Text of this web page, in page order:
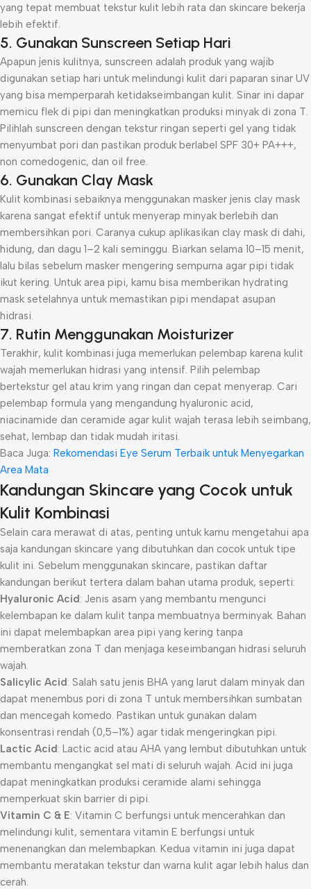
yang tepat membuat tekstur kulit lebih rata dan skincare bekerja
lebih efektif.
5. Gunakan Sunscreen Setiap Hari
Apapun jenis kulitnya, sunscreen adalah produk yang wajib
digunakan setiap hari untuk melindungi kulit dari paparan sinar UV
yang bisa memperparah ketidakseimbangan kulit. Sinar ini dapar
memicu flek di pipi dan meningkatkan produksi minyak di zona T.
Pilihlah sunscreen dengan tekstur ringan seperti gel yang tidak
menyumbat pori dan pastikan produk berlabel SPF 30+ PA+++,
non comedogenic, dan oil free.
6. Gunakan Clay Mask
Kulit kombinasi sebaiknya menggunakan masker jenis clay mask
karena sangat efektif untuk menyerap minyak berlebih dan
membersihkan pori. Caranya cukup aplikasikan clay mask di dahi,
hidung, dan dagu 1–2 kali seminggu. Biarkan selama 10–15 menit,
lalu bilas sebelum masker mengering sempurna agar pipi tidak
ikut kering. Untuk area pipi, kamu bisa memberikan hydrating
mask setelahnya untuk memastikan pipi mendapat asupan
hidrasi.
7. Rutin Menggunakan Moisturizer
Terakhir, kulit kombinasi juga memerlukan pelembap karena kulit
wajah memerlukan hidrasi yang intensif. Pilih pelembap
bertekstur gel atau krim yang ringan dan cepat menyerap. Cari
pelembap formula yang mengandung hyaluronic acid,
niacinamide dan ceramide agar kulit wajah terasa lebih seimbang,
sehat, lembap dan tidak mudah iritasi.
Baca Juga: Rekomendasi Eye Serum Terbaik untuk Menyegarkan
Area Mata
Kandungan Skincare yang Cocok untuk
Kulit Kombinasi
Selain cara merawat di atas, penting untuk kamu mengetahui apa
saja kandungan skincare yang dibutuhkan dan cocok untuk tipe
kulit ini. Sebelum menggunakan skincare, pastikan daftar
kandungan berikut tertera dalam bahan utama produk, seperti:
Hyaluronic Acid: Jenis asam yang membantu mengunci
kelembapan ke dalam kulit tanpa membuatnya berminyak. Bahan
ini dapat melembapkan area pipi yang kering tanpa
memberatkan zona T dan menjaga keseimbangan hidrasi seluruh
wajah.
Salicylic Acid: Salah satu jenis BHA yang larut dalam minyak dan
dapat menembus pori di zona T untuk membersihkan sumbatan
dan mencegah komedo. Pastikan untuk gunakan dalam
konsentrasi rendah (0,5–1%) agar tidak mengeringkan pipi.
Lactic Acid: Lactic acid atau AHA yang lembut dibutuhkan untuk
membantu mengangkat sel mati di seluruh wajah. Acid ini juga
dapat meningkatkan produksi ceramide alami sehingga
memperkuat skin barrier di pipi.
Vitamin C & E: Vitamin C berfungsi untuk mencerahkan dan
melindungi kulit, sementara vitamin E berfungsi untuk
menenangkan dan melembapkan. Kedua vitamin ini juga dapat
membantu meratakan tekstur dan warna kulit agar lebih halus dan
cerah.